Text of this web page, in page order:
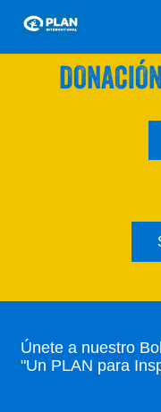
SÚMATE A
Únete a nuestro
"Un PLAN para